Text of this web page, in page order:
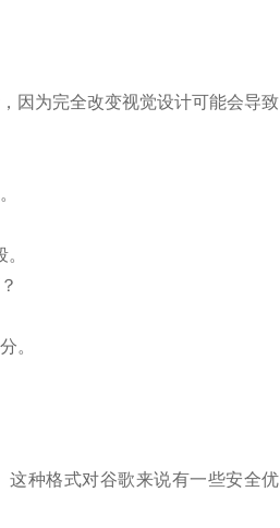
因为完全改变视觉设计可能会导致
。
种格式对谷歌来说有一些安全优